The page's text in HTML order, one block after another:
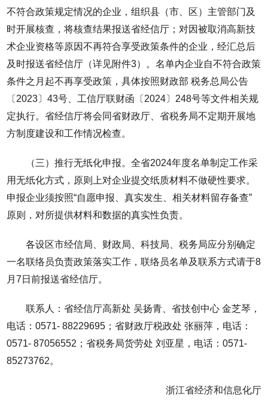
不符合政策规定情况的企业，组织县（市、区）主管部门及
时开展核查，将核查结果报送省经信厅；对因被取消高新技
术企业资格等原因不再符合享受政策条件的企业，经汇总后
及时报送省经信厅（详见附件3）。名单内企业自不符合政策
条件之月起不再享受政策，具体按照财政部 税务总局公告
〔2023〕43号、工信厅联财函〔2024〕248号等文件相关规
定执行。省经信厅将会同省财政厅、省税务局不定期开展地
方制度建设和工作情况检查。
（三）推行无纸化申报。全省2024年度名单制定工作采
用无纸化方式，原则上对企业提交纸质材料不做硬性要求。
申报企业须按照“自愿申报、真实发生、相关材料留存备查”
原则，对所提供材料和数据的真实性负责。
各设区市经信局、财政局、科技局、税务局应分别确定
一名联络员负责政策落实工作，联络员名单及联系方式请于8
月7日前报送省经信厅。
联系人：省经信厅高新处 吴扬青、省技创中心 金芝琴，
电话：0571- 88229695；省财政厅税政处 张丽萍，电话：
0571- 87056552；省税务局货劳处 刘亚星，电话：0571-
85273762。
浙江省经济和信息化厅